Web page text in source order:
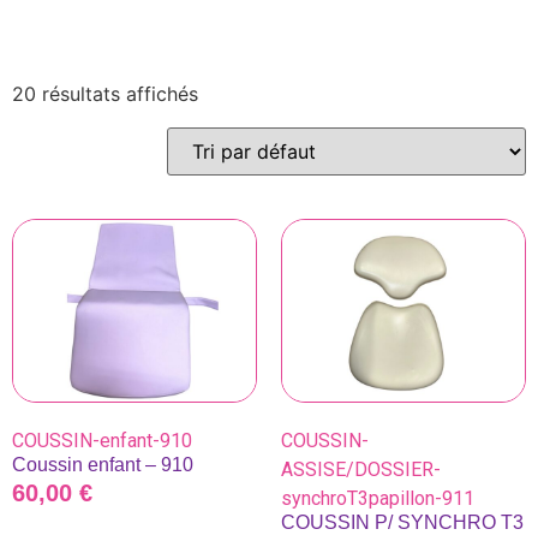
20 résultats affichés
COUSSIN-enfant-910
Coussin enfant – 910
60,00 €
COUSSIN-
ASSISE/DOSSIER-
synchroT3papillon-911
COUSSIN P/ SYNCHRO T3